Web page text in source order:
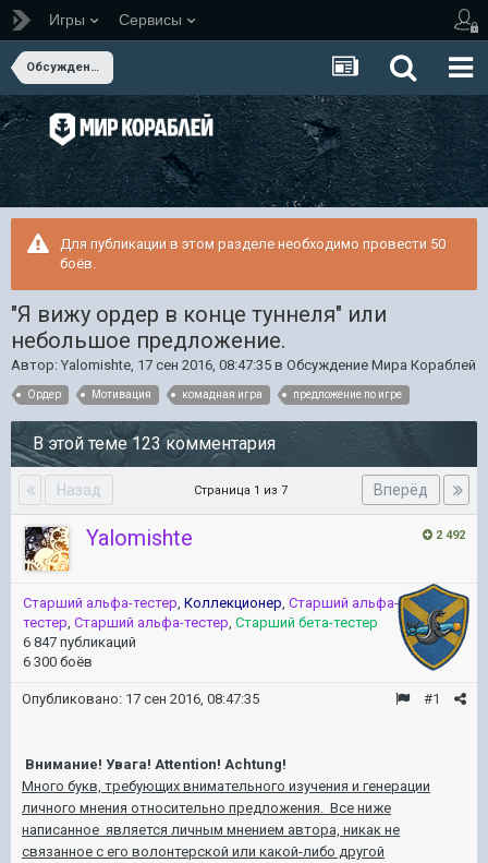
Игры Сервисы
Обсуждение Мира Кораблей
Для публикации в этом разделе необходимо провести 50
боёв.
"Я вижу ордер в конце туннеля" или
небольшое предложение.
Автор: Yalomishte, 17 сен 2016, 08:47:35 в Обсуждение Мира Кораблей
Ордер Мотивация комадная игра предложение по игре
В этой теме 123 комментария
Назад Вперёд
Страница 1 из 7
2 492
Yalomishte
Старший альфа-тестер Коллекционер Старший альфа-
тестер Старший альфа-тестер Старший бета-тестер
6 847 публикаций
6 300 боёв
#1
Опубликовано: 17 сен 2016, 08:47:35
Внимание! Увага! Attention! Achtung!
Много букв, требующих внимательного изучения и генерации
личного мнения относительно предложения. Все ниже
написанное является личным мнением автора, никак не
связанное с его волонтерской или какой-либо другой